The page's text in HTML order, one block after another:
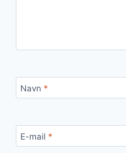
Navn *
E-mail *